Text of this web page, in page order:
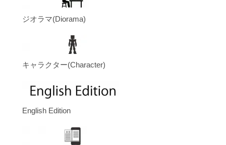
ジオラマ(Diorama)
キャラクター(Character)
English Edition